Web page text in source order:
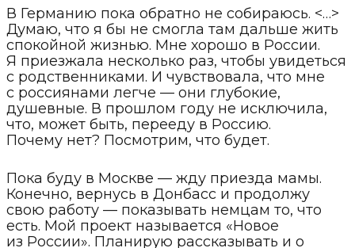
В Германию пока обратно не собираюсь. <…>
Думаю, что я бы не смогла там дальше жить
спокойной жизнью. Мне хорошо в России.
Я приезжала несколько раз, чтобы увидеться
с родственниками. И чувствовала, что мне
с россиянами легче — они глубокие,
душевные. В прошлом году не исключила,
что, может быть, перееду в Россию.
Почему нет? Посмотрим, что будет.
Пока буду в Москве — жду приезда мамы.
Конечно, вернусь в Донбасс и продолжу
свою работу — показывать немцам то, что
есть. Мой проект называется «Новое
из России». Планирую рассказывать и о